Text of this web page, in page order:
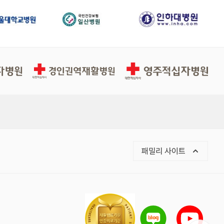
경인권역적십자병원 영주적십자병원
패밀리 사이트